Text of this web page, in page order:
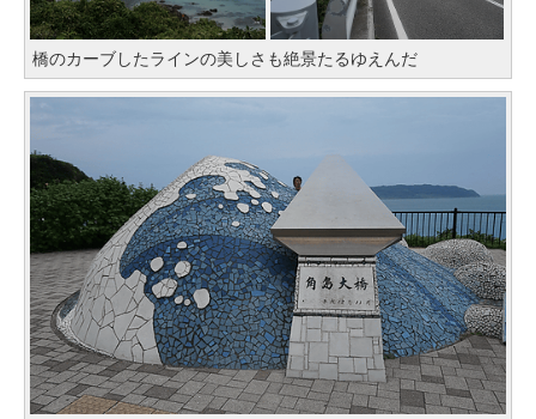
橋のカーブしたラインの美しさも絶景たるゆえんだ